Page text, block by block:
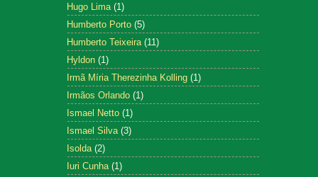
Hugo Lima (1)
Humberto Porto (5)
Humberto Teixeira (11)
Hyldon (1)
Irmã Míria Therezinha Kolling (1)
Irmãos Orlando (1)
Ismael Netto (1)
Ismael Silva (3)
Isolda (2)
Iuri Cunha (1)